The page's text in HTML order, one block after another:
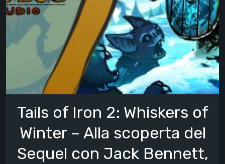
Tails of Iron 2: Whiskers of
Winter – Alla scoperta del
Sequel con Jack Bennett,